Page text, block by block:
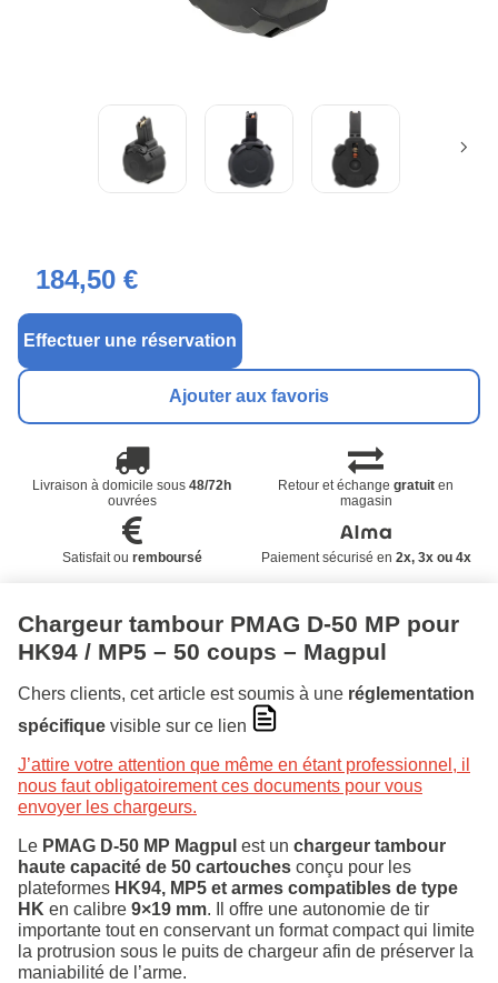
184,50 €
Effectuer une réservation
Ajouter aux favoris
Livraison à domicile sous48/72h
ouvrées
Retour et échangegratuit en
magasin
Satisfait ou remboursé Paiement sécurisé en 2x, 3x ou 4x
Chargeur tambour PMAG D-50 MP pour
HK94 / MP5 – 50 coups – Magpul
Chers clients, cet article est soumis à une réglementation
spécifique visible sur ce lien
J’attire votre attention que même en étant professionnel, il
nous faut obligatoirement ces documents pour vous
envoyer les chargeurs.
Le PMAG D-50 MP Magpul est un chargeur tambour
haute capacité de 50 cartouches conçu pour les
plateformes HK94, MP5 et armes compatibles de type
HK en calibre 9×19 mm. Il offre une autonomie de tir
importante tout en conservant un format compact qui limite
la protrusion sous le puits de chargeur afin de préserver la
maniabilité de l’arme.